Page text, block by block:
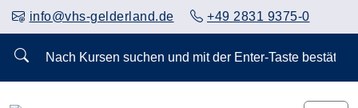
info@vhs-gelderland.de +49 2831 9375-0
Nach Kursen suchen und mit der Enter-Taste